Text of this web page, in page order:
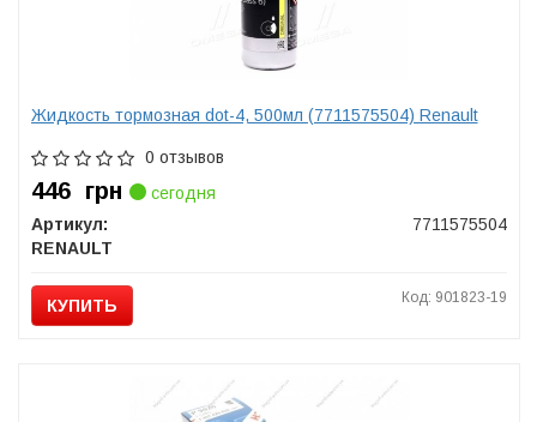
Жидкость тормозная dot-4, 500мл (7711575504) Renault
0 отзывов
446 грн
сегодня
Артикул:
7711575504
RENAULT
КУПИТЬ Код: 901823-19